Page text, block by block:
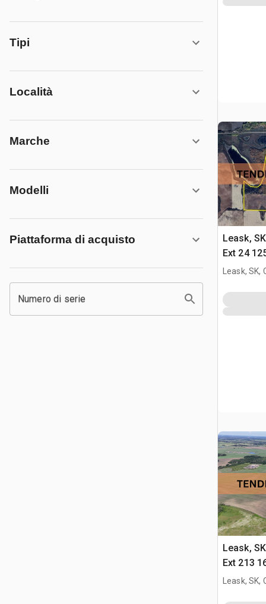
Tipi
Località
Marche
Modelli
Piattaforma di acquisto
Numero di serie
Leask,
Ext 24
Title
Leask, SK,
Leask,
Ext 213
Title
Leask, SK,